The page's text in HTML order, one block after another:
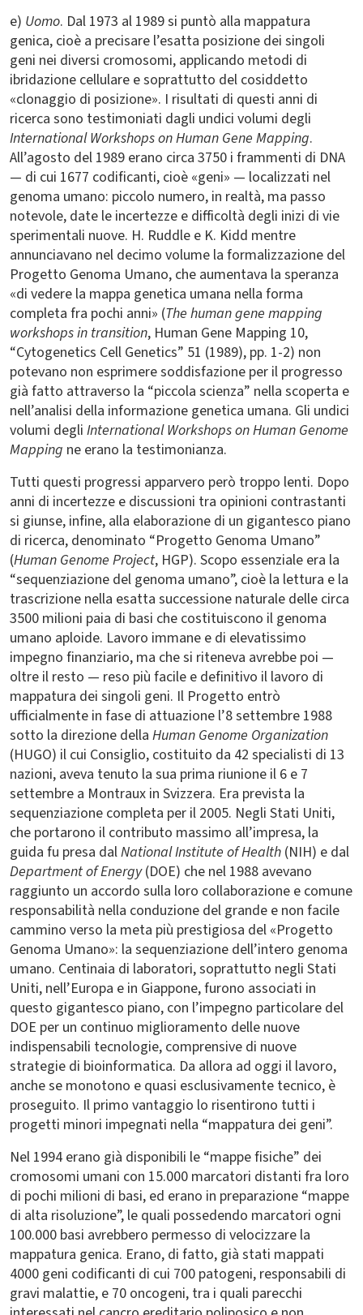
e) Uomo. Dal 1973 al 1989 si puntò alla mappatura
genica, cioè a precisare l’esatta posizione dei singoli
geni nei diversi cromosomi, applicando metodi di
ibridazione cellulare e soprattutto del cosiddetto
«clonaggio di posizione». I risultati di questi anni di
ricerca sono testimoniati dagli undici volumi degli
International Workshops on Human Gene Mapping.
All’agosto del 1989 erano circa 3750 i frammenti di DNA
— di cui 1677 codificanti, cioè «geni» — localizzati nel
genoma umano: piccolo numero, in realtà, ma passo
notevole, date le incertezze e difficoltà degli inizi di vie
sperimentali nuove. H. Ruddle e K. Kidd mentre
annunciavano nel decimo volume la formalizzazione del
Progetto Genoma Umano, che aumentava la speranza
«di vedere la mappa genetica umana nella forma
completa fra pochi anni» (The human gene mapping
workshops in transition, Human Gene Mapping 10,
“Cytogenetics Cell Genetics” 51 (1989), pp. 1-2) non
potevano non esprimere soddisfazione per il progresso
già fatto attraverso la “piccola scienza” nella scoperta e
nell’analisi della informazione genetica umana. Gli undici
volumi degli International Workshops on Human Genome
Mapping ne erano la testimonianza.
Tutti questi progressi apparvero però troppo lenti. Dopo
anni di incertezze e discussioni tra opinioni contrastanti
si giunse, infine, alla elaborazione di un gigantesco piano
di ricerca, denominato “Progetto Genoma Umano”
(Human Genome Project, HGP). Scopo essenziale era la
“sequenziazione del genoma umano”, cioè la lettura e la
trascrizione nella esatta successione naturale delle circa
3500 milioni paia di basi che costituiscono il genoma
umano aploide. Lavoro immane e di elevatissimo
impegno finanziario, ma che si riteneva avrebbe poi —
oltre il resto — reso più facile e definitivo il lavoro di
mappatura dei singoli geni. Il Progetto entrò
ufficialmente in fase di attuazione l’8 settembre 1988
sotto la direzione della Human Genome Organization
(HUGO) il cui Consiglio, costituito da 42 specialisti di 13
nazioni, aveva tenuto la sua prima riunione il 6 e 7
settembre a Montraux in Svizzera. Era prevista la
sequenziazione completa per il 2005. Negli Stati Uniti,
che portarono il contributo massimo all’impresa, la
guida fu presa dalNational Institute of Health (NIH) e dal
Department of Energy(DOE) che nel 1988 avevano
raggiunto un accordo sulla loro collaborazione e comune
responsabilità nella conduzione del grande e non facile
cammino verso la meta più prestigiosa del «Progetto
Genoma Umano»: la sequenziazione dell’intero genoma
umano. Centinaia di laboratori, soprattutto negli Stati
Uniti, nell’Europa e in Giappone, furono associati in
questo gigantesco piano, con l’impegno particolare del
DOE per un continuo miglioramento delle nuove
indispensabili tecnologie, comprensive di nuove
strategie di bioinformatica. Da allora ad oggi il lavoro,
anche se monotono e quasi esclusivamente tecnico, è
proseguito. Il primo vantaggio lo risentirono tutti i
progetti minori impegnati nella “mappatura dei geni”.
Nel 1994 erano già disponibili le “mappe fisiche” dei
cromosomi umani con 15.000 marcatori distanti fra loro
di pochi milioni di basi, ed erano in preparazione “mappe
di alta risoluzione”, le quali possedendo marcatori ogni
100.000 basi avrebbero permesso di velocizzare la
mappatura genica. Erano, di fatto, già stati mappati
4000 geni codificanti di cui 700 patogeni, responsabili di
gravi malattie, e 70 oncogeni, tra i quali parecchi